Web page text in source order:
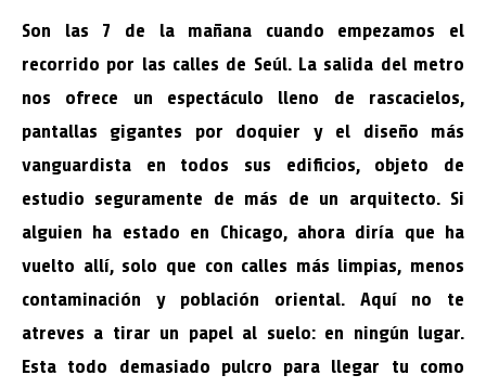
Son las 7 de la mañana cuando empezamos el
recorrido por las calles de Seúl. La salida del metro
nos ofrece un espectáculo lleno de rascacielos,
pantallas gigantes por doquier y el diseño más
vanguardista en todos sus edificios, objeto de
estudio seguramente de más de un arquitecto. Si
alguien ha estado en Chicago, ahora diría que ha
vuelto allí, solo que con calles más limpias, menos
contaminación y población oriental. Aquí no te
atreves a tirar un papel al suelo: en ningún lugar.
Esta todo demasiado pulcro para llegar tu como